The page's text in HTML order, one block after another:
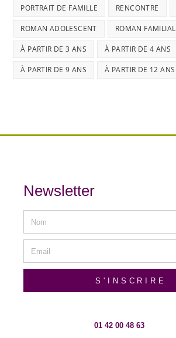
PORTRAIT DE FAMILLE RENCONTRE
ROMAN ADOLESCENT ROMAN FAMILIAL
À PARTIR DE 3 ANS À PARTIR DE 4 ANS
À PARTIR DE 9 ANS À PARTIR DE 12 ANS
Newsletter
S'INSCRIRE
01 42 00 48 63